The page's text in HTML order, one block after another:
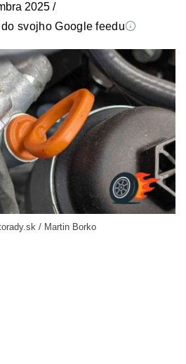
2025 /
svojho Google feedu
/ Martin Borko